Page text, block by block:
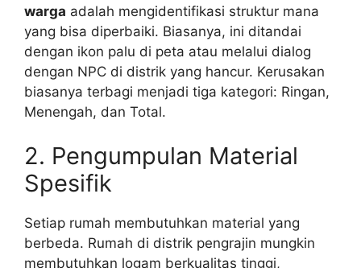
warga adalah mengidentifikasi struktur mana
yang bisa diperbaiki. Biasanya, ini ditandai
dengan ikon palu di peta atau melalui dialog
dengan NPC di distrik yang hancur. Kerusakan
biasanya terbagi menjadi tiga kategori: Ringan,
Menengah, dan Total.
2. Pengumpulan Material
Spesifik
Setiap rumah membutuhkan material yang
berbeda. Rumah di distrik pengrajin mungkin
membutuhkan logam berkualitas tinggi,